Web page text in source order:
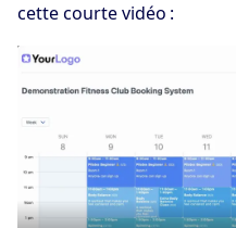
cette courte vidéo :